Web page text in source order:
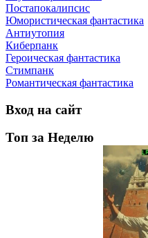
Постапокалипсис
Юмористическая фантастика
Антиутопия
Киберпанк
Героическая фантастика
Стимпанк
Романтическая фантастика
Вход на сайт
Топ за Неделю